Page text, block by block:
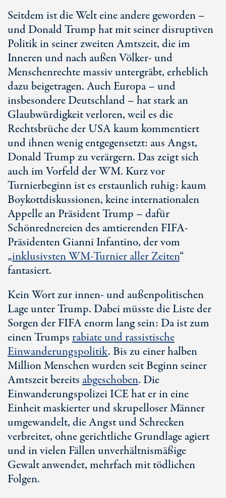
Seitdem ist die Welt eine andere geworden –
und Donald Trump hat mit seiner disruptiven
Politik in seiner zweiten Amtszeit, die im
Inneren und nach außen Völker- und
Menschenrechte massiv untergräbt, erheblich
dazu beigetragen. Auch Europa – und
insbesondere Deutschland – hat stark an
Glaubwürdigkeit verloren, weil es die
Rechtsbrüche der USA kaum kommentiert
und ihnen wenig entgegensetzt: aus Angst,
Donald Trump zu verärgern. Das zeigt sich
auch im Vorfeld der WM. Kurz vor
Turnierbeginn ist es erstaunlich ruhig: kaum
Boykottdiskussionen, keine internationalen
Appelle an Präsident Trump – dafür
Schönrednereien des amtierenden FIFA-
Präsidenten Gianni Infantino, der vom
„inklusivsten WM-Turnier aller Zeiten“
fantasiert.
Kein Wort zur innen- und außenpolitischen
Lage unter Trump. Dabei müsste die Liste der
Sorgen der FIFA enorm lang sein: Da ist zum
einen Trumpsrabiate und rassistische
Einwanderungspolitik. Bis zu einer halben
Million Menschen wurden seit Beginn seiner
Amtszeit bereitsabgeschoben. Die
Einwanderungspolizei ICE hat er in eine
Einheit maskierter und skrupelloser Männer
umgewandelt, die Angst und Schrecken
verbreitet, ohne gerichtliche Grundlage agiert
und in vielen Fällen unverhältnismäßige
Gewalt anwendet, mehrfach mit tödlichen
Folgen.